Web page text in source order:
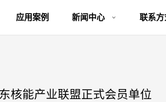
应用案例 新闻中心 联系方
核能产业联盟正式会员单位